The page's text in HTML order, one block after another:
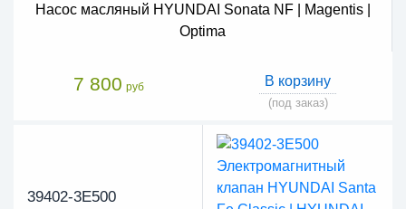
Насос масляный HYUNDAI Sonata NF | Magentis |
Optima
7 800 руб В корзину
(под заказ)
39402-3E500